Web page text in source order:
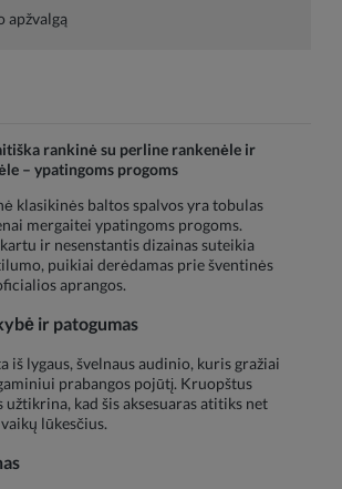
apžvalgą
rankinė su perline rankenėle ir
– ypatingoms progoms
klasikinės baltos spalvos yra tobulas
mergaitei ypatingoms progoms.
ir nesenstantis dizainas suteikia
puikiai derėdamas prie šventinės
aprangos.
ir patogumas
iš lygaus, švelnaus audinio, kuris gražiai
prabangos pojūtį. Kruopštus
užtikrina, kad šis aksesuaras atitiks net
lūkesčius.